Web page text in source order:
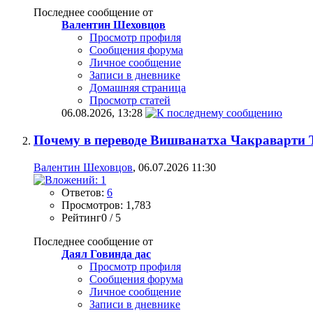
Последнее сообщение от
Валентин Шеховцов
Просмотр профиля
Сообщения форума
Личное сообщение
Записи в дневнике
Домашняя страница
Просмотр статей
06.08.2026, 13:28
Почему в переводе Вишванатха
Валентин Шеховцов, 06.07.2026 11:30
Ответов: 6
Просмотров: 1,783
Рейтинг0 / 5
Последнее сообщение от
Даял Говинда дас
Просмотр профиля
Сообщения форума
Личное сообщение
Записи в дневнике